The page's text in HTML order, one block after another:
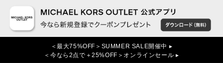
＜最大75%OFF＞SUMMER SALE開催中 ▸
＜今なら2点で＋25%OFF＞オンラインセール ▸